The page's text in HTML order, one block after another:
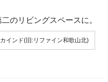
のリビングスペースに。
インド(旧:リファイン和歌山北)